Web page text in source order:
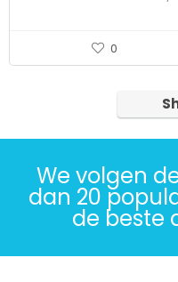
0
We volgen
dan 20
de beste